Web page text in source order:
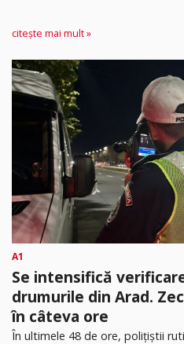
citește mai mult »
A1
Se intensifică
drumurile din Arad.
în câteva ore
În ultimele 48 de ore, polițiștii